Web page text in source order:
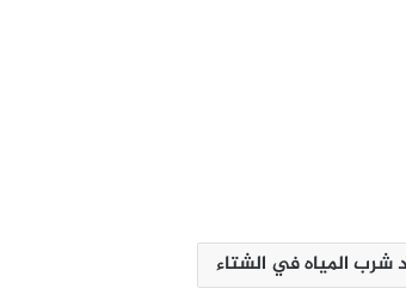
شرب المياه في الشتاء
الصحافة الأجنبية اليوم: تصعيد أميركي